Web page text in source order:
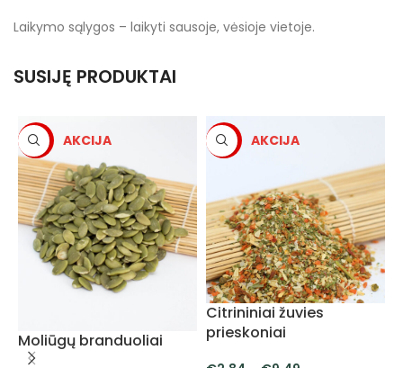
Laikymo sąlygos – laikyti sausoje, vėsioje vietoje.
SUSIJĘ PRODUKTAI
-5%
Moliūgų branduoliai
-5%
Citrininiai žuvies
prieskoniai